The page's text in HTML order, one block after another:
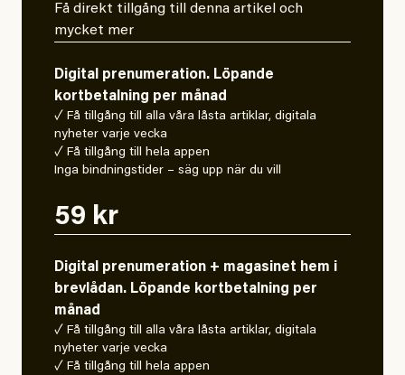
Få direkt tillgång till denna artikel och
mycket mer
Digital prenumeration. Löpande
kortbetalning per månad
✓ Få tillgång till alla våra låsta artiklar, digitala
nyheter varje vecka
✓ Få tillgång till hela appen
Inga bindningstider – säg upp när du vill
59 kr
Digital prenumeration + magasinet hem i
brevlådan. Löpande kortbetalning per
månad
✓ Få tillgång till alla våra låsta artiklar, digitala
nyheter varje vecka
✓ Få tillgång till hela appen